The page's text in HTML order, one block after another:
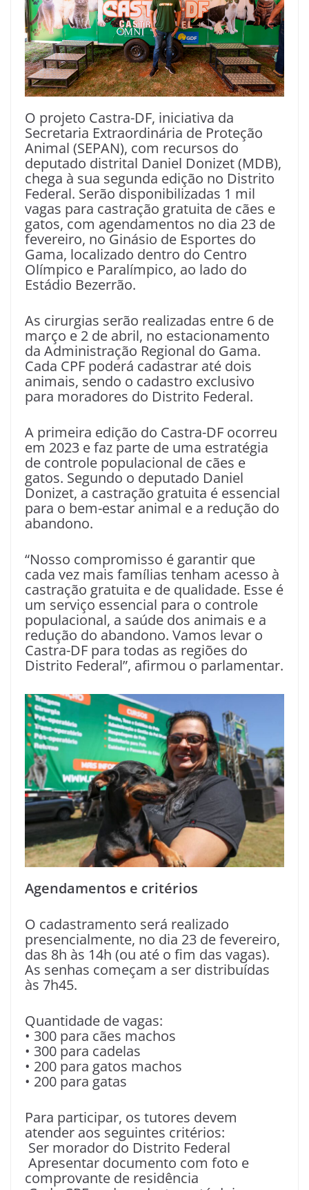
O projeto Castra-DF, iniciativa da
Secretaria Extraordinária de Proteção
Animal (SEPAN), com recursos do
deputado distrital Daniel Donizet (MDB),
chega à sua segunda edição no Distrito
Federal. Serão disponibilizadas 1 mil
vagas para castração gratuita de cães e
gatos, com agendamentos no dia 23 de
fevereiro, no Ginásio de Esportes do
Gama, localizado dentro do Centro
Olímpico e Paralímpico, ao lado do
Estádio Bezerrão.
As cirurgias serão realizadas entre 6 de
março e 2 de abril, no estacionamento
da Administração Regional do Gama.
Cada CPF poderá cadastrar até dois
animais, sendo o cadastro exclusivo
para moradores do Distrito Federal.
A primeira edição do Castra-DF ocorreu
em 2023 e faz parte de uma estratégia
de controle populacional de cães e
gatos. Segundo o deputado Daniel
Donizet, a castração gratuita é essencial
para o bem-estar animal e a redução do
abandono.
“Nosso compromisso é garantir que
cada vez mais famílias tenham acesso à
castração gratuita e de qualidade. Esse é
um serviço essencial para o controle
populacional, a saúde dos animais e a
redução do abandono. Vamos levar o
Castra-DF para todas as regiões do
Distrito Federal”, afirmou o parlamentar.
Agendamentos e critérios
O cadastramento será realizado
presencialmente, no dia 23 de fevereiro,
das 8h às 14h (ou até o fim das vagas).
As senhas começam a ser distribuídas
às 7h45.
Quantidade de vagas:
• 300 para cães machos
• 300 para cadelas
• 200 para gatos machos
• 200 para gatas
Para participar, os tutores devem
atender aos seguintes critérios:
Ser morador do Distrito Federal
Apresentar documento com foto e
comprovante de residência